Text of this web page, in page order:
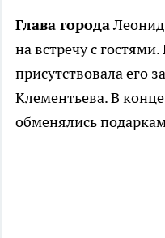
Глава городаЛеонид
на встречу с
присутствовала его
Клементьева. В
обменялись